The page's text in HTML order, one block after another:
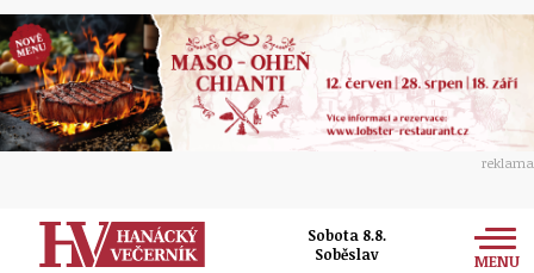
reklama
Sobota 8.8.
Soběslav
MENU